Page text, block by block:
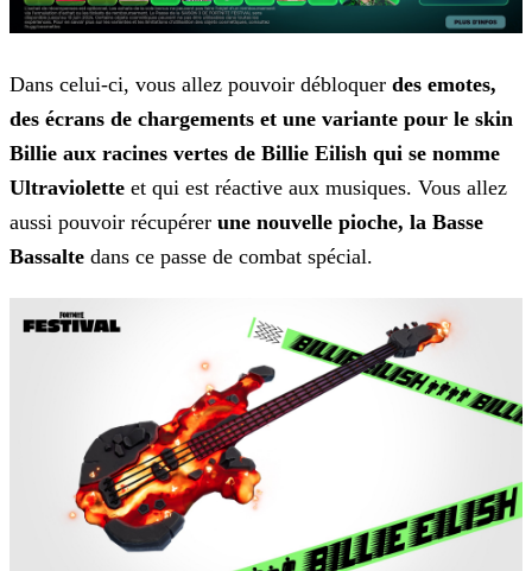
Dans celui-ci, vous allez pouvoir débloquer des emotes,
des écrans de chargements et une variante pour le skin
Billie aux racines vertes de Billie Eilish qui se nomme
Ultraviolette et qui est réactive aux musiques. Vous allez
aussi pouvoir récupérer une nouvelle pioche, la Basse
Bassalte dans ce passe de combat spécial.